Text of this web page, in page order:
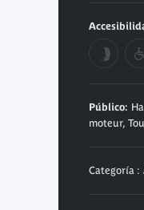
Público:
moteur,
Categoría :